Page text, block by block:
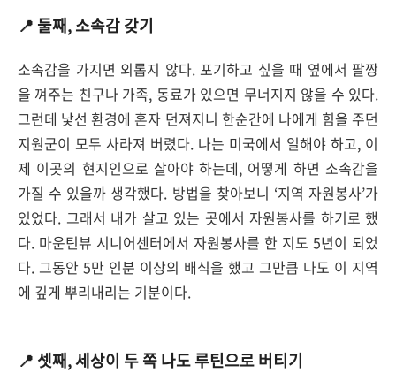
📍 둘째, 소속감 갖기
소속감을 가지면 외롭지 않다. 포기하고 싶을 때 옆에서 팔짱
을 껴주는 친구나 가족, 동료가 있으면 무너지지 않을 수 있다.
그런데 낯선 환경에 혼자 던져지니 한순간에 나에게 힘을 주던
지원군이 모두 사라져 버렸다. 나는 미국에서 일해야 하고, 이
제 이곳의 현지인으로 살아야 하는데, 어떻게 하면 소속감을
가질 수 있을까 생각했다. 방법을 찾아보니 ‘지역 자원봉사’가
있었다. 그래서 내가 살고 있는 곳에서 자원봉사를 하기로 했
다. 마운틴뷰 시니어센터에서 자원봉사를 한 지도 5년이 되었
다. 그동안 5만 인분 이상의 배식을 했고 그만큼 나도 이 지역
에 깊게 뿌리내리는 기분이다.
📍 셋째, 세상이 두 쪽 나도 루틴으로 버티기